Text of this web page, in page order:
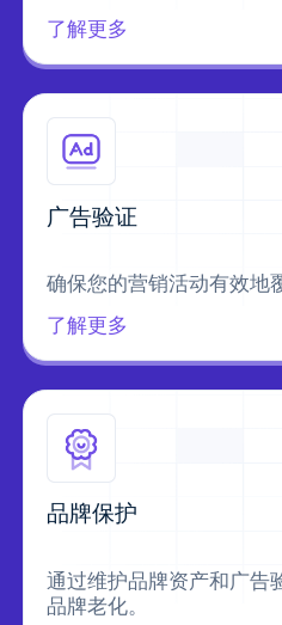
了解更多
广告验证
确保您的营销活动有效地
了解更多
品牌保护
通过维护品牌资产和广告
品牌老化。